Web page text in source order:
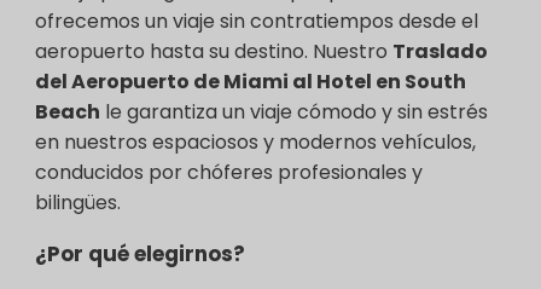
ofrecemos un viaje sin contratiempos desde el
aeropuerto hasta su destino. Nuestro Traslado
del Aeropuerto de Miami al Hotel en South
Beach le garantiza un viaje cómodo y sin estrés
en nuestros espaciosos y modernos vehículos,
conducidos por chóferes profesionales y
bilingües.
¿Por qué elegirnos?